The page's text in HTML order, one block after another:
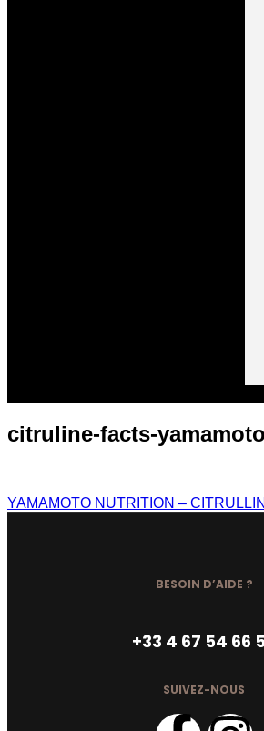
citruline-facts-
YAMAMOTO NUTRITION –
BESOIN D’AIDE ?
+33 4 67 54 66
SUIVEZ-NOUS